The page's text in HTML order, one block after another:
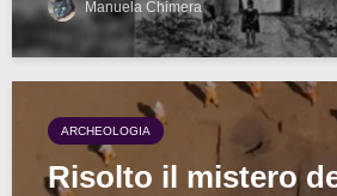
Manuela Chimera
ARCHEOLOGIA
Risolto il mistero